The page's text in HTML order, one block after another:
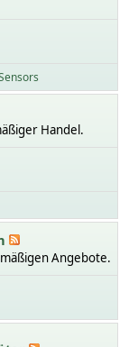
Handel.
Angebote.